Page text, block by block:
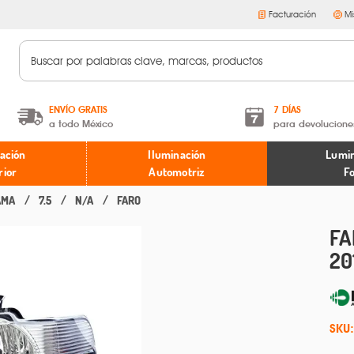
Facturación
ENVÍO GRATIS
a todo México
A partir de $599 MXN.
* Aplican restricciones
7 DÍAS
para
Términos y condiciones
Políticas de devoluciones
Iluminación
Automotriz
7.5 N/A FARO
SKU: